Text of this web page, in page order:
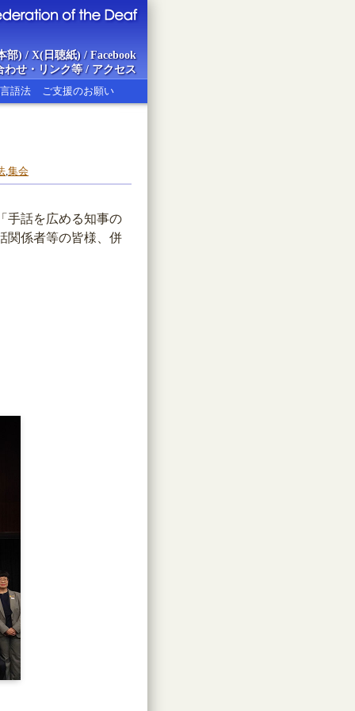
of the Deaf
部)/ X(日聴紙)/ Facebook
わせ・リンク等/ アクセス
語法 ご支援のお願い
,集会
手話を広める知事の
関係者等の皆様、併